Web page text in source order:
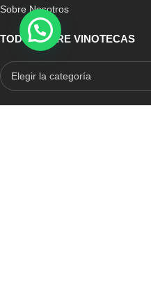
Sobre Nosotros
TODO SOBRE VINOTECAS